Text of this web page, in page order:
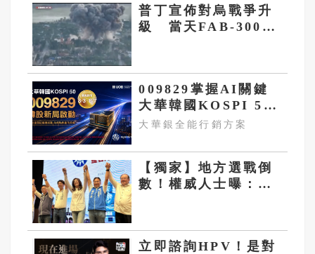
普丁宣佈對烏戰爭升
級 當天FAB-3000
009829掌握AI關鍵
大華韓國KOSPI 50
今強勢開募
大華銀全能行銷方案
【獨家】地方選戰倒
數！權威人士曝：李
合艱困選區
立即諮詢HPV！是對